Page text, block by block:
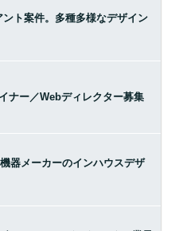
ト案件。多種多様なデザイン
ナー／Webディレクター募集
器メーカーのインハウスデザ